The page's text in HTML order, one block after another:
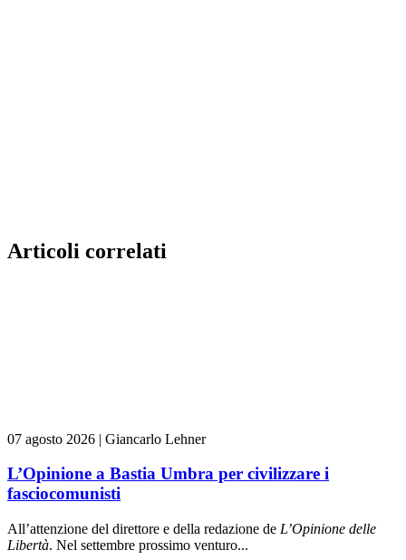
Articoli correlati
07 agosto 2026 | Giancarlo Lehner
L’Opinione a Bastia Umbra per civilizzare i
fasciocomunisti
All’attenzione del direttore e della redazione de L’Opinione delle
Libertà. Nel settembre prossimo venturo...